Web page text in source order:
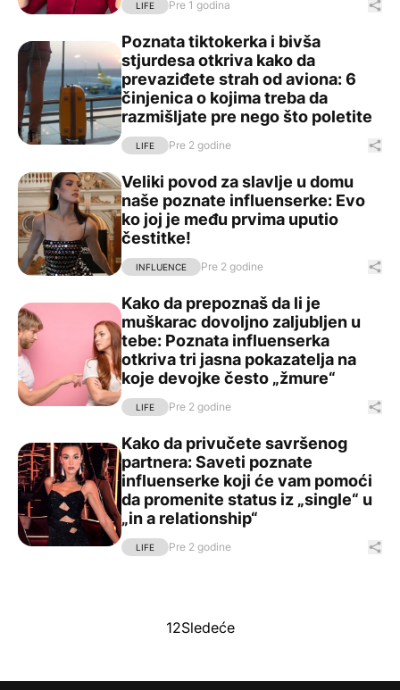
LIFE Pre 1 godina
Poznata tiktokerka i bivša stjurdesa otkriva kako da
Poznata tiktokerka i bivša
stjurdesa otkriva kako da
prevaziđete strah od aviona: 6
činjenica o kojima treba da
razmišljate pre nego što poletite
LIFE Pre 2 godine
Veliki povod za slavlje u domu naše poznate
Veliki povod za slavlje u domu
naše poznate influenserke: Evo
ko joj je među prvima uputio
čestitke!
INFLUENCE Pre 2 godine
Kako da prepoznaš da li je muškarac dovoljno
Kako da prepoznaš da li je
muškarac dovoljno zaljubljen u
tebe: Poznata influenserka
otkriva tri jasna pokazatelja na
koje devojke često „žmure“
LIFE Pre 2 godine
Kako da privučete savršenog partnera: Saveti poznate
Kako da privučete savršenog
partnera: Saveti poznate
influenserke koji će vam pomoći
da promenite status iz „single“ u
„in a relationship“
LIFE Pre 2 godine
12Sledeće